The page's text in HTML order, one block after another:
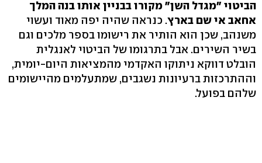
הביטוי "מגדל השן" מקורו בבניין אותו בנה המלך
אחאב אי שם בארץ. כנראה שהיה יפה מאוד ועשוי
משנהב, שכן הוא הותיר את רישומו בספר מלכים וגם
בשיר השירים. אבל בתרגומו של הביטוי לאנגלית
הובלט דווקא ניתוקו האקדמי מהמציאות היום-יומית,
וההתרכזות ברעיונות נשגבים, שמתעלמים מהיישומים
שלהם בפועל.